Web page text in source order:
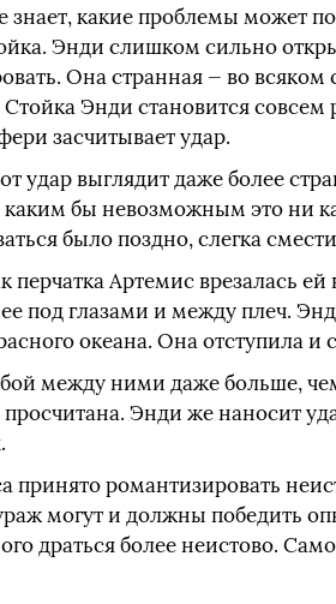
какие проблемы может
Энди слишком сильно
Она странная — во
Стойка Энди становится
засчитывает удар.
удар выглядит даже более
каким бы невозможным это ни
было поздно, слегка
перчатка Артемис врезалась ей
под глазами и между плеч.
океана. Она отступила и
между ними даже больше,
просчитана. Энди же наносит
принято романтизировать
могут и должны победить
драться более неистово.